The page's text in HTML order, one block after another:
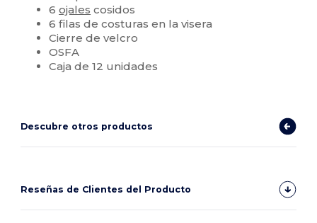
6ojales cosidos
6 filas de costuras en la visera
Cierre de velcro
OSFA
Caja de 12 unidades
Descubre otros productos
Reseñas de Clientes del Producto